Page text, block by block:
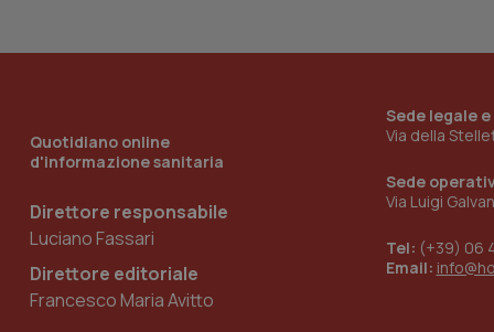
Quotidiano online
d'informazione sanitaria
Direttore responsabile
Luciano Fassari
Direttore editoriale
Francesco Maria Avitto
Sede legale
Via della
Sede
Via Luigi
Tel: (+39) 06
Email:
_ga_0VMQEQKQ1N
__Secure-YNID
YSC